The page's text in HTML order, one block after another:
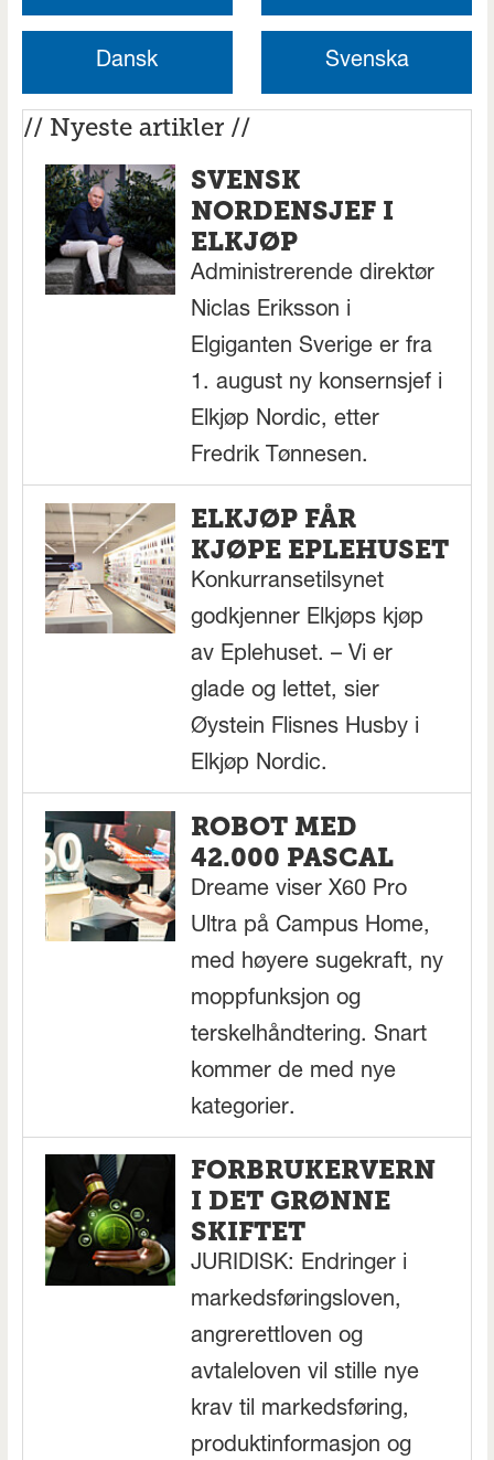
Dansk Svenska
// Nyeste artikler //
SVENSK
NORDENSJEF I
ELKJØP
Administrerende direktør
Niclas Eriksson i
Elgiganten Sverige er fra
1. august ny konsernsjef i
Elkjøp Nordic, etter
Fredrik Tønnesen.
ELKJØP FÅR
KJØPE EPLEHUSET
Konkurransetilsynet
godkjenner Elkjøps kjøp
av Eplehuset. – Vi er
glade og lettet, sier
Øystein Flisnes Husby i
Elkjøp Nordic.
ROBOT MED
42.000 PASCAL
Dreame viser X60 Pro
Ultra på Campus Home,
med høyere sugekraft, ny
moppfunksjon og
terskelhåndtering. Snart
kommer de med nye
kategorier.
FORBRUKERVERN
I DET GRØNNE
SKIFTET
JURIDISK: Endringer i
markedsføringsloven,
angrerettloven og
avtaleloven vil stille nye
krav til markedsføring,
produktinformasjon og